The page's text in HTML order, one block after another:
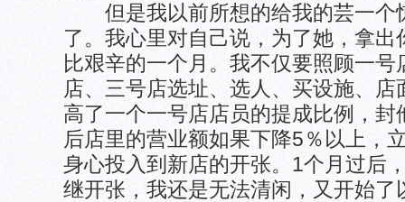
但是我以前所想的给我的芸一个
了。我心里对自己说，为了她，拿
比艰辛的一个月。我不仅要照顾一
店、三号店选址、选人、买设施、
高了一个一号店店员的提成比例，
后店里的营业额如果下降5％以上，
身心投入到新店的开张。1个月过后
继开张，我还是无法清闲，又开始了